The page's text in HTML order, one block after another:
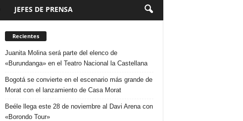
JEFES DE PRENSA
Recientes
Juanita Molina será parte del elenco de
«Burundanga» en el Teatro Nacional la Castellana
Bogotá se convierte en el escenario más grande de
Morat con el lanzamiento de Casa Morat
Beéle llega este 28 de noviembre al Davi Arena con
«Borondo Tour»